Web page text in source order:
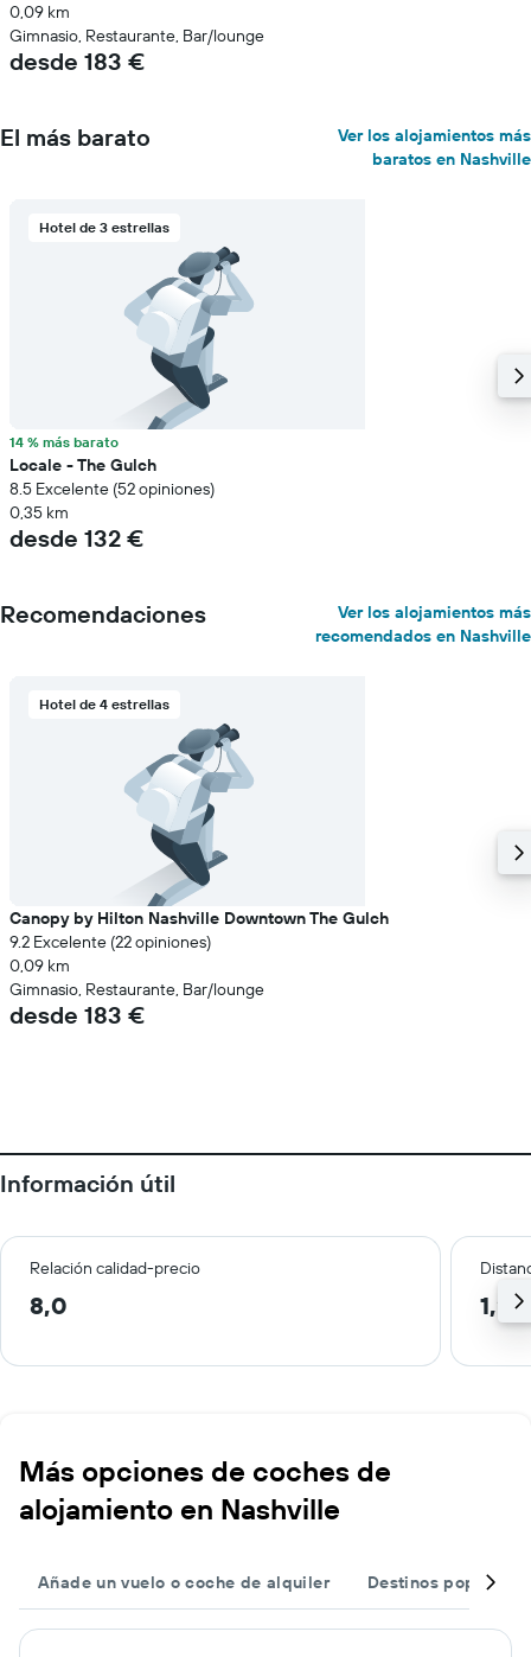
0,09 km
Gimnasio, Restaurante, Bar/lounge
desde 183 €
El más barato
Ver los alojamientos más
baratos en Nashville
Hotel de 3 estrellas
14 % más barato
Locale - The Gulch
8.5 Excelente (52 opiniones)
0,35 km
desde 132 €
Recomendaciones
Ver los alojamientos más
recomendados en Nashville
Hotel de 4 estrellas
Canopy by Hilton Nashville Downtown The Gulch
9.2 Excelente (22 opiniones)
0,09 km
Gimnasio, Restaurante, Bar/lounge
desde 183 €
Información útil
Relación calidad-precio
8,0 1,2
Más opciones de coches de
alojamiento en Nashville
Añade un vuelo o coche de alquiler Destinos populares